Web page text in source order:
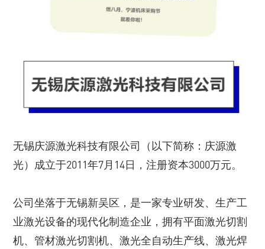
无锡庆源激光科技有限公司（以下简称：庆源激
光）成立于2011年7月14日，注册资本3000万元。
公司坐落于无锡新吴区，是一家专业研发、生产工
业激光设备的现代化制造企业，拥有平面激光切割
机、管材激光切割机、激光全自动生产线、激光焊